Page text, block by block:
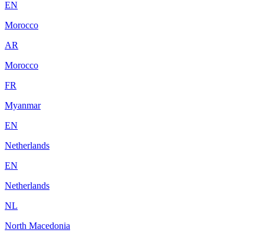
EN
Morocco
AR
Morocco
FR
Myanmar
EN
Netherlands
EN
Netherlands
NL
North Macedonia